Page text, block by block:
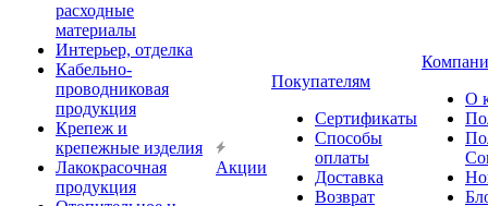
расходные
материалы
Интерьер, отделка
Кабельно-
проводниковая
продукция
Крепеж и
крепежные изделия
Лакокрасочная
продукция
Акции
Покупателям
Сертификаты
Способы
оплаты
Доставка
Возврат
О